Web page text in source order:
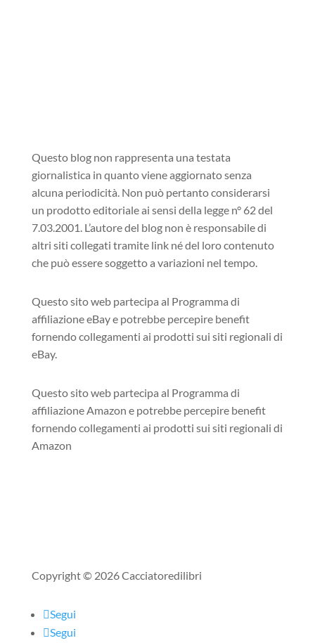
Questo blog non rappresenta una testata
giornalistica in quanto viene aggiornato senza
alcuna periodicità. Non può pertanto considerarsi
un prodotto editoriale ai sensi della legge n° 62 del
7.03.2001. L’autore del blog non è responsabile di
altri siti collegati tramite link né del loro contenuto
che può essere soggetto a variazioni nel tempo.
Questo sito web partecipa al Programma di
affiliazione eBay e potrebbe percepire benefit
fornendo collegamenti ai prodotti sui siti regionali di
eBay.
Questo sito web partecipa al Programma di
affiliazione Amazon e potrebbe percepire benefit
fornendo collegamenti ai prodotti sui siti regionali di
Amazon
Copyright © 2026 Cacciatoredilibri
Segui
Segui